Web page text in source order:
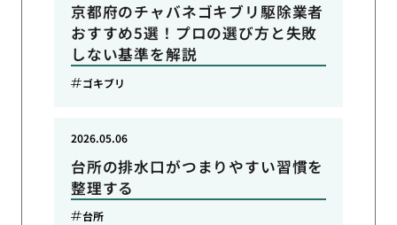
京都府のチャバネゴキブリ駆除業者
おすすめ5選！プロの選び方と失敗
しない基準を解説
ゴキブリ
台所の排水口がつまりやすい習慣を
整理する
2026.05.06
台所